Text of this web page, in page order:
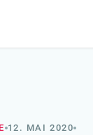
12. MAI 2020